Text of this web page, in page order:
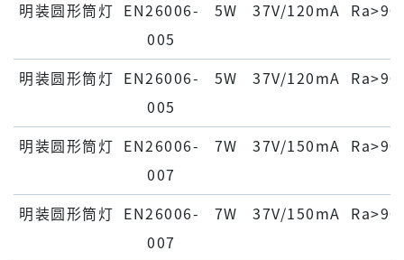
明装圆形筒灯
EN26006-
005
5W 37V/120mA Ra>90
明装圆形筒灯
EN26006-
005
5W 37V/120mA Ra>90
明装圆形筒灯
EN26006-
007
7W 37V/150mA Ra>90
明装圆形筒灯
EN26006-
007
7W 37V/150mA Ra>90